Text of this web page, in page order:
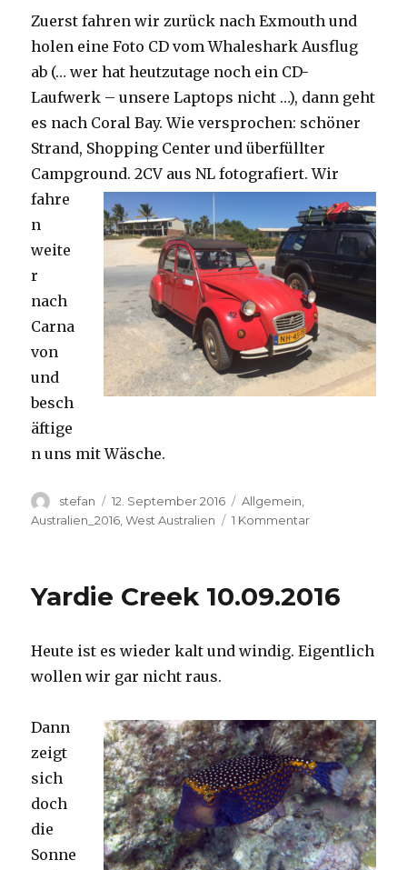
Zuerst fahren wir zurück nach Exmouth und
holen eine Foto CD vom Whaleshark Ausflug
ab (… wer hat heutzutage noch ein CD-
Laufwerk – unsere Laptops nicht …), dann geht
es nach Coral Bay. Wie versprochen: schöner
Strand, Shopping Center und überfüllter
Campground.2CV aus NL fotografiert. Wir
fahre
n
weite
r
nach
Carna
von
und
besch
äftige
n uns mit Wäsche.
Autor
stefan
Veröffentlicht
am
12. September 2016 Kategorien
Allgemein
Australien_2016 ,West Australien 1 Kommentarzu
Yardie Creek 10.09.2016
Heute ist es wieder kalt und windig. Eigentlich
wollen wir gar nicht raus.
Dann
zeigt
sich
doch
die
Sonne